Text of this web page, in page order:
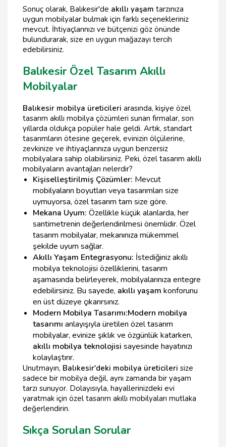
Sonuç olarak, Balıkesir'de akıllı yaşam tarzınıza
uygun mobilyalar bulmak için farklı seçenekleriniz
mevcut. İhtiyaçlarınızı ve bütçenizi göz önünde
bulundurarak, size en uygun mağazayı tercih
edebilirsiniz.
Balıkesir Özel Tasarım Akıllı
Mobilyalar
Balıkesir mobilya üreticileri arasında, kişiye özel
tasarım akıllı mobilya çözümleri sunan firmalar, son
yıllarda oldukça popüler hale geldi. Artık, standart
tasarımların ötesine geçerek, evinizin ölçülerine,
zevkinize ve ihtiyaçlarınıza uygun benzersiz
mobilyalara sahip olabilirsiniz. Peki, özel tasarım akıllı
mobilyaların avantajları nelerdir?
Kişiselleştirilmiş Çözümler: Mevcut
mobilyaların boyutları veya tasarımları size
uymuyorsa, özel tasarım tam size göre.
Mekana Uyum: Özellikle küçük alanlarda, her
santimetrenin değerlendirilmesi önemlidir. Özel
tasarım mobilyalar, mekanınıza mükemmel
şekilde uyum sağlar.
Akıllı Yaşam Entegrasyonu: İstediğiniz akıllı
mobilya teknolojisi özelliklerini, tasarım
aşamasında belirleyerek, mobilyalarınıza entegre
edebilirsiniz. Bu sayede, akıllı yaşam konforunu
en üst düzeye çıkarırsınız.
Modern Mobilya Tasarımı:Modern mobilya
tasarımı anlayışıyla üretilen özel tasarım
mobilyalar, evinize şıklık ve özgünlük katarken,
akıllı mobilya teknolojisi sayesinde hayatınızı
kolaylaştırır.
Unutmayın, Balıkesir'deki mobilya üreticileri size
sadece bir mobilya değil, aynı zamanda bir yaşam
tarzı sunuyor. Dolayısıyla, hayallerinizdeki evi
yaratmak için özel tasarım akıllı mobilyaları mutlaka
değerlendirin.
Sıkça Sorulan Sorular